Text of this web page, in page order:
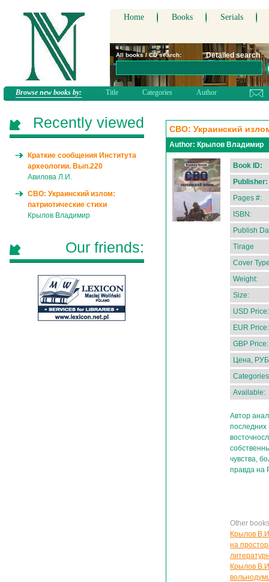
Home Books Serials
All books / CD search: Detailed search
Browse new books by: Title Categories Author
СВО: Украинский
Author: Крылов Владимир
Book ID:
Publisher:
Pages #:
ISBN:
Publish
Tirage
Cover
Weight:
Size:
USD Price:
EUR Price:
GBP Price:
Цена,
Available:
Автор
последних
чувства,
правда на
Other
Крылов
на
Крылов
Recently viewed
Краткие сообщения Института
археологии. Вып.220
Авилова Л.И.
СВО: Украинский излом:
патриотические стихи
Крылов Владимир
Our friends: